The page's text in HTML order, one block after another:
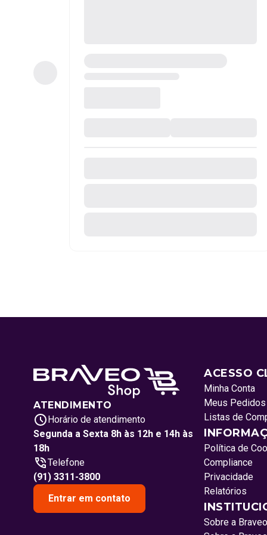
ATENDIMENTO
Horário de atendimento
Segunda a Sexta 8h às 12h e 14h às
18h
Telefone
(91) 3311-3800
Entrar em contato
ACESSO
Minha Conta
Meus Pedidos
Listas de
Política de
Compliance
Privacidade
Relatórios
Sobre a